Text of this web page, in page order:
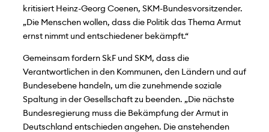
kritisiert Heinz-Georg Coenen, SKM-Bundesvorsitzender.
„Die Menschen wollen, dass die Politik das Thema Armut
ernst nimmt und entschiedener bekämpft.“
Gemeinsam fordern SkF und SKM, dass die
Verantwortlichen in den Kommunen, den Ländern und auf
Bundesebene handeln, um die zunehmende soziale
Spaltung in der Gesellschaft zu beenden. „Die nächste
Bundesregierung muss die Bekämpfung der Armut in
Deutschland entschieden angehen. Die anstehenden